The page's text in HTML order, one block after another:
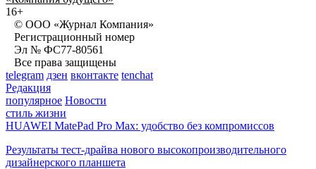
16+
© ООО «Журнал Компания»
Регистрационный номер
Эл № ФС77-80561
Все права защищены
telegram дзен вконтакте tenchat
Редакция
популярное Новости
стиль жизни
HUAWEI MatePad Pro Max: удобство без компромиссов
Результаты тест-драйва нового высокопроизводительного
дизайнерского планшета